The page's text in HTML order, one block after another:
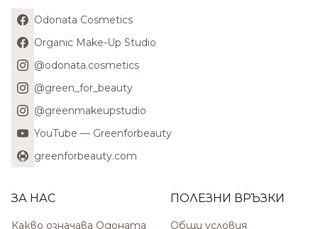
Odonata Cosmetics
Organic Make-Up Studio
@odonata.cosmetics
@green_for_beauty
@greenmakeupstudio
YouTube — Greenforbeauty
greenforbeauty.com
ЗА НАС
Какво означава Одоната
ПОЛЕЗНИ ВРЪЗКИ
Общи условия